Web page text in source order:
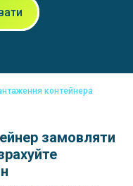
контейнера
замовляти